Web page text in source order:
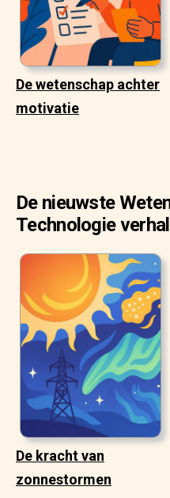
De wetenschap achter
motivatie
De nieuwste
Technologie
De kracht van
zonnestormen